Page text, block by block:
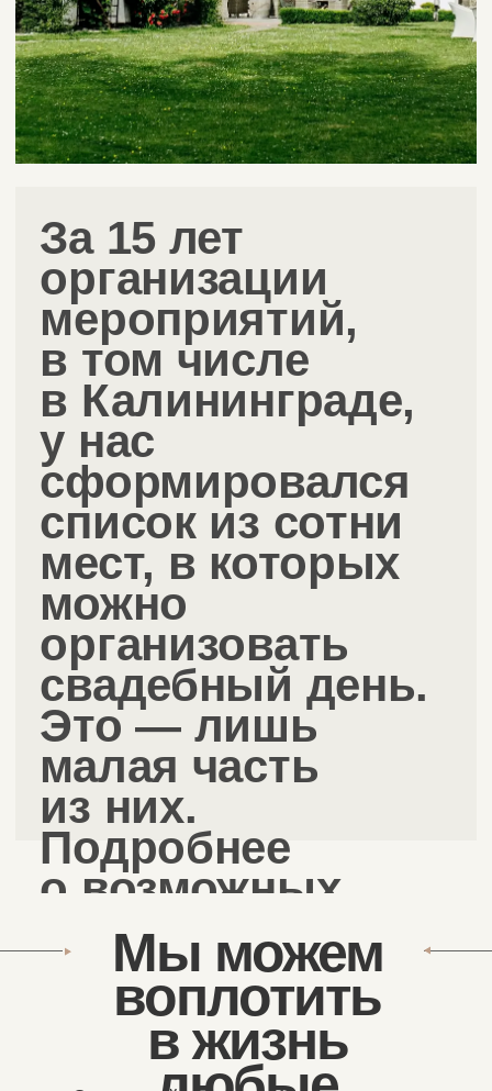
Наша команда присутствует лично на вашей
свадьбе и все контролирует, чтобы день
прошел гладко.
Решение любых
внештатных
ситуаций 24/7
У нас подобраны надежные специалисты,
которые не подведут в ответственный
момент: Фотографы, операторы, стилисты,
флористы и декораторы, артисты,
специалисты по техническому
сопровождению мероприятия.
команды
оставить заявку
Мы рады
быть
причастными
к такому
важному дню
для вашей
семьи.
Оставьте заявку, чтобы обсудить все детали.
Наше агентство организовало более 500
безупречных мероприятий в России и Европе,
вошло в список победителей и финалистов
престижных свадебных премий WHITE SPOSA
AWARDS и WEDDING AWARDS RUSSIA. А также
является ТОП 15 агентств по версии Zankyou —
международная ассоциация свадебных
специалистов.